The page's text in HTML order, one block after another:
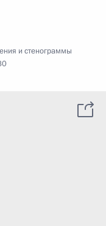
и стенограммы